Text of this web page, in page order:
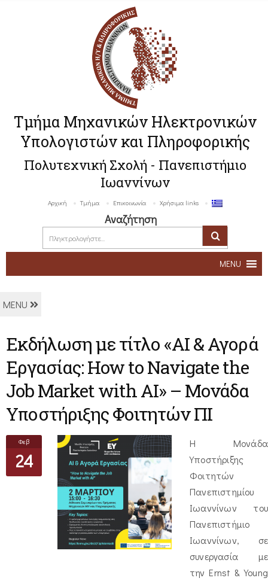
Τμήμα Μηχανικών Ηλεκτρονικών
Υπολογιστών και Πληροφορικής
Πολυτεχνική Σχολή - Πανεπιστήμιο
Ιωαννίνων
Αρχική Τμήμα Επικοινωνία Χρήσιμα links
Αναζήτηση
MENU
MENU
Εκδήλωση με τίτλο «AI & Αγορά
Εργασίας: How to Navigate the
Job Market with AI» – Μονάδα
Υποστήριξης Φοιτητών ΠΙ
Φεβ
24
Η Μονάδα
Υποστήριξης
Φοιτητών
Πανεπιστημίου
Ιωαννίνων του
Πανεπιστήμιο
Ιωαννίνων, σε
συνεργασία με
την Ernst & Young